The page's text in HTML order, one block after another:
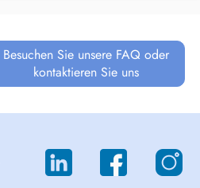
Besuchen Sie unsere FAQ oder
kontaktieren Sie uns